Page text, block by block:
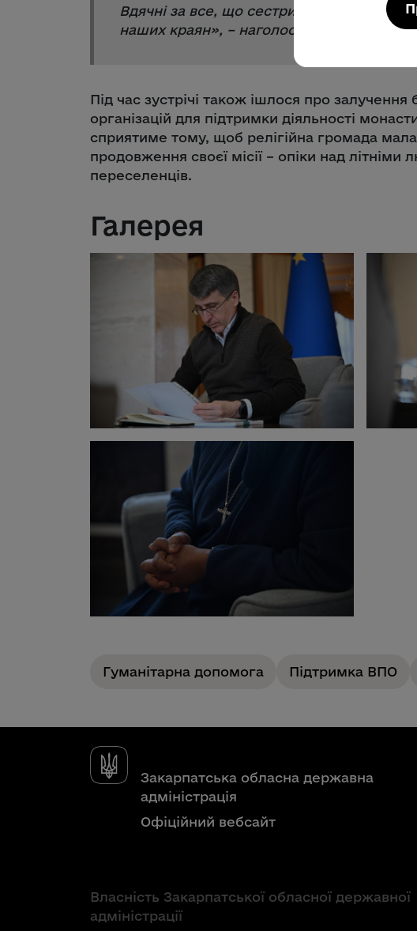
Вдячні за все, що сестри Святого
наших краян», – наголосив голова ОВА
Під час зустрічі також ішлося про
організацій для підтримки діяльності
сприятиме тому, щоб релігійна громада
продовження своєї місії – опіки над
переселенців.
Галерея
Гуманітарна допомога Підтримка ВПО
Закарпатська обласна державна
адміністрація
Офіційний вебсайт
Власність Закарпатської обласної державної
адміністрації